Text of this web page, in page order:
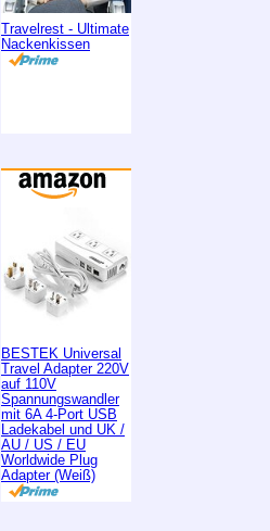
Travelrest - Ultimate
Nackenkissen
BESTEK Universal
Travel Adapter 220V
auf 110V
Spannungswandler
mit 6A 4-Port USB
Ladekabel und UK /
AU / US / EU
Worldwide Plug
Adapter (Weiß)